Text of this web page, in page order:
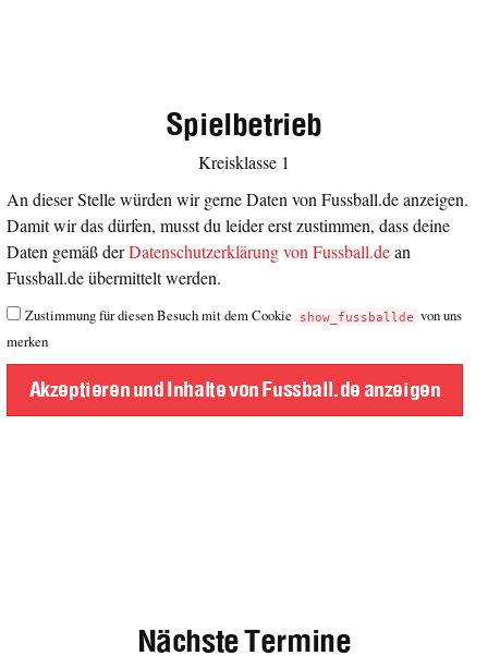
Spielbetrieb
Kreisklasse 1
An dieser Stelle würden wir gerne Daten von Fussball.de anzeigen.
Damit wir das dürfen, musst du leider erst zustimmen, dass deine
Daten gemäß derDatenschutzerklärung von Fussball.dean
Fussball.de übermittelt werden.
Zustimmung für diesen Besuch mit dem Cookie show_fussballde von uns
merken
Akzeptieren und Inhalte von Fussball.de anzeigen
Nächste Termine